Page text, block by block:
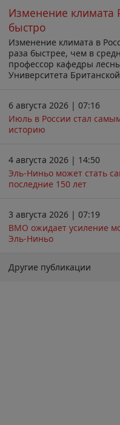
Изменение климата
быстро
Изменение климата в
раза быстрее, чем в
профессор кафедры
Университета
6 августа 2026 | 07:16
Июль в России стал
историю
4 августа 2026 | 14:50
Эль-Ниньо может стать
последние 150 лет
3 августа 2026 | 07:19
ВМО ожидает усиление
Эль-Ниньо
Другие публикации